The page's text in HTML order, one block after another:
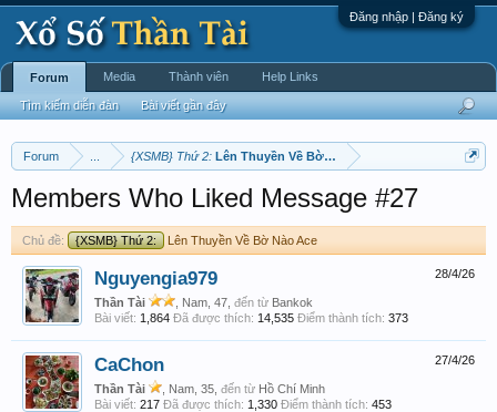
Đăng nhập | Đăng ký
Forum {XSMB} Thứ 2: Lên Thuyền Về Bờ Nào Ace
Members Who Liked Message #27
Chủ đề: {XSMB} Thứ 2: Lên Thuyền Về Bờ Nào Ace
28/4/26
Nguyengia979
Thần Tài , Nam, 47, đến từ Bankok
Bài viết: 1,864 Đã được thích: 14,535 Điểm thành tích: 373
27/4/26
CaChon
Thần Tài , Nam, 35, đến từ Hồ Chí Minh
Bài viết: 217 Đã được thích: 1,330 Điểm thành tích: 453
Forum
Tìm kiếm diễn đàn Bài viết gần đây
Media Thành viên Help Links